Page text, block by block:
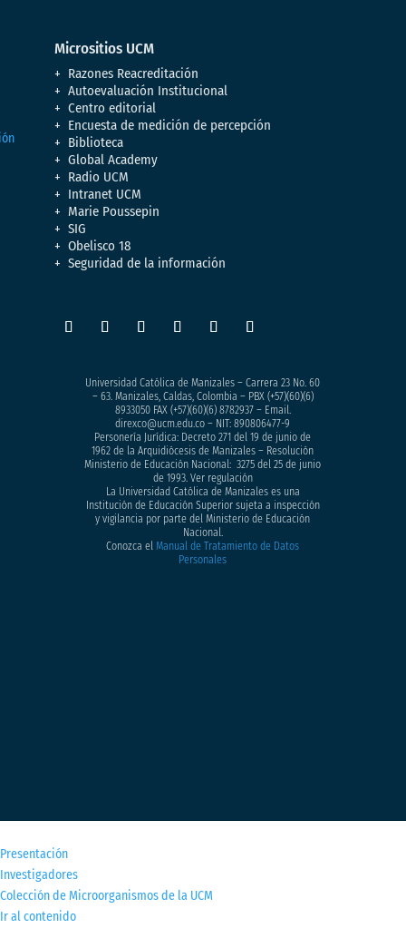
Micrositios UCM
Razones Reacreditación
Autoevaluación Institucional
Centro editorial
Encuesta de medición de percepción
Biblioteca
Global Academy
Radio UCM
Intranet UCM
Marie Poussepin
SIG
Obelisco 18
Seguridad de la información
Universidad Católica de Manizales – Carrera 23 No. 60
– 63. Manizales, Caldas, Colombia – PBX (+57)(60)(6)
8933050FAX (+57)(60)(6) 8782937 – Email.
direxco@ucm.edu.co – NIT: 890806477-9
Personería Jurídica: Decreto 271 del 19 de junio de
1962 de la Arquidiócesis de Manizales – Resolución
Ministerio de Educación Nacional: 3275 del 25 de junio
de 1993. Ver regulación
La Universidad Católica de Manizales es una
Institución de Educación Superior sujeta a inspección
y vigilancia por parte del Ministerio de Educación
Nacional.
Conozca elManual de Tratamiento de Datos
Personales
Presentación
Investigadores
Colección de Microorganismos de la UCM
Ir al contenido